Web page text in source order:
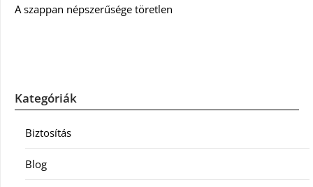
A szappan népszerűsége töretlen
Kategóriák
Biztosítás
Blog